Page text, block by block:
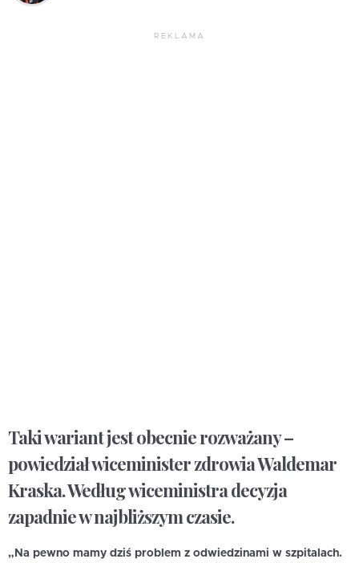
REKLAMA
Taki wariant jest obecnie rozważany –
powiedział wiceminister zdrowia Waldemar
Kraska.Według wiceministra decyzja
zapadnie w najbliższym czasie.
„Na pewno mamy dziś problem z odwiedzinami w szpitalach.